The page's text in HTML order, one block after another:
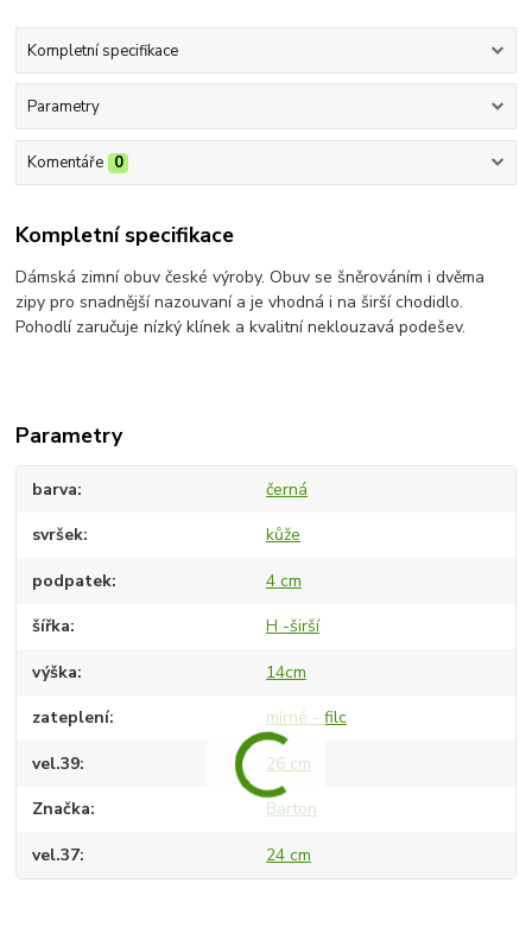
Kompletní specifikace
Parametry
Komentáře 0
Kompletní specifikace
Dámská zimní obuv české výroby. Obuv se šněrováním i dvěma
zipy pro snadnější nazouvaní a je vhodná i na širší chodidlo.
Pohodlí zaručuje nízký klínek a kvalitní neklouzavá podešev.
Parametry
barva černá
svršek kůže
podpatek 4 cm
šířka H -širší
výška 14cm
zateplení mírné - filc
vel.39 26 cm
Značka Barton
vel.37 24 cm